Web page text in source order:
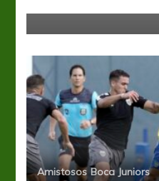
Amistosos Boca Juniors